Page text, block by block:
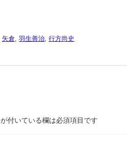
矢倉, 羽生善治, 行方尚史
が付いている欄は必須項目です